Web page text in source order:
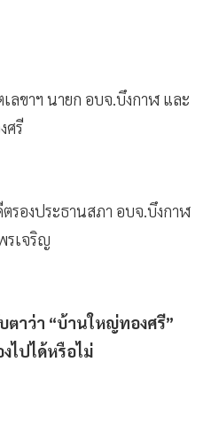
เลขาฯ นายก อบจ.บึงกาฬ และ
ศรี
ตรองประธานสภา อบจ.บึงกาฬ
รเจริญ
ตาว่า “บ้านใหญ่ทองศรี”
ไปได้หรือไม่